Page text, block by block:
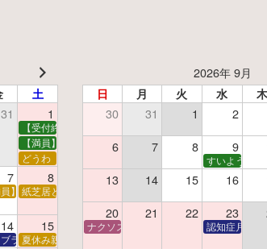
土
31 1
【受付終了】親子で挑戦！調べ学習ワークショップ
【満員】夏休み読書感想文教室
どうわ
7 8
員】夏休み科学あそび教室
紙芝居と折り紙
14 15
作会
ラリーシアター
夏休み親子で楽しむおはなしと映画の会
2026年 9月
日 月 火 水
30 31 1 2
6 7 8 9
すいようえほん
13 14 15 16
20 21 22 23
ナクソス音楽会 第6回 宇宙を感じるクラ
認知症月間